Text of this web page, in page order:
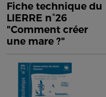
Fiche technique du
LIERRE n°26
"Comment créer
une mare ?"